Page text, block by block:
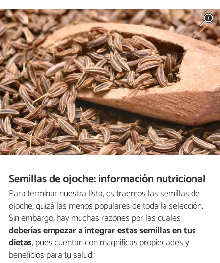
Semillas de ojoche: información nutricional
Para terminar nuestra lista, os traemos las semillas de
ojoche, quizá las menos populares de toda la selección.
Sin embargo, hay muchas razones por las cuales
deberías empezar a integrar estas semillas en tus
dietas, pues cuentan con magníficas propiedades y
beneficios para tu salud.